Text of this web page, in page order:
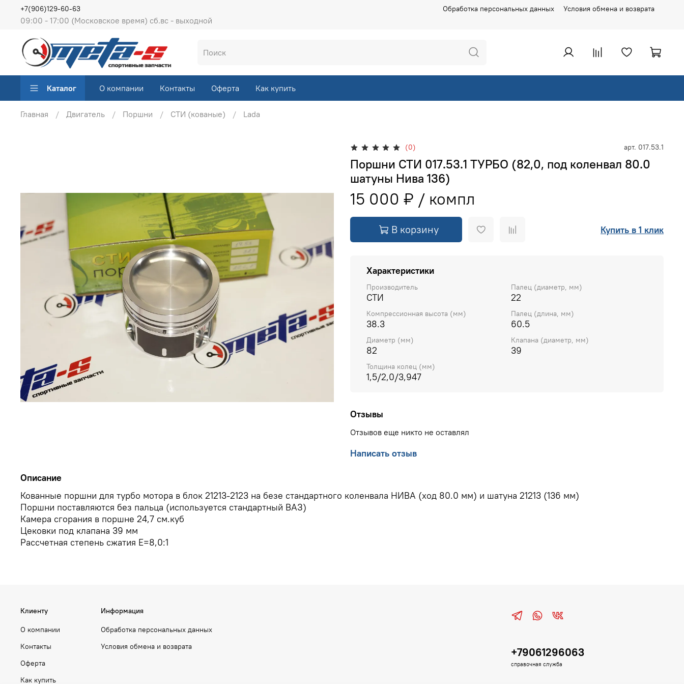
Обработка персональных данных Условия обмена и возврата
09:00 - 17:00 (Московское время) сб.вс - выходной
+7(906)129-60-63
Каталог О компании Контакты Оферта Как купить
Главная Двигатель Поршни СТИ (кованые) Lada
(0) арт. 017.53.1
Поршни СТИ 017.53.1 ТУРБО (82,0, под коленвал 80.0
шатуны Нива 136)
15 000 ₽
В корзину Купить в 1 клик
Характеристики
Производитель
СТИ
Палец (диаметр, мм)
22
Компрессионная высота (мм)
38.3
Палец (длина, мм)
60.5
Диаметр (мм)
82
Клапана (диаметр, мм)
39
Толщина колец (мм)
1,5/2,0/3,947
Отзывы
Отзывов еще никто не оставлял
Написать отзыв
Описание
Кованные поршни для турбо мотора в блок 21213-2123 на безе стандартного коленвала НИВА (ход 80.0 мм) и шатуна 21213 (136 мм)
Поршни поставляются без пальца (используется стандартный ВАЗ)
Камера сгорания в поршне 24,7 см.куб
Цековки под клапана 39 мм
Рассчетная степень сжатия Е=8,0:1
Клиенту
О компании
Контакты
Оферта
Как купить
Информация
Обработка персональных данных
Условия обмена и возврата
+79061296063
справочная служба